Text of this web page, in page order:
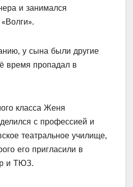
и занимался
у сына были другие
время пропадал в
класса Женя
с профессией и
театральное училище,
его пригласили в
и ТЮЗ.